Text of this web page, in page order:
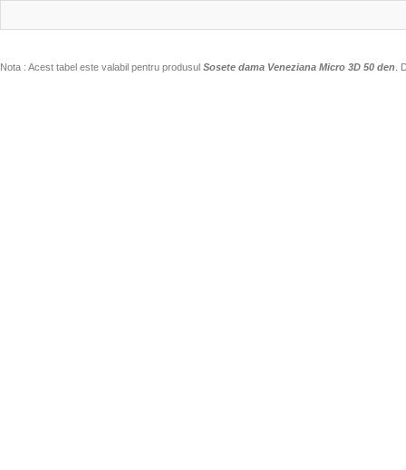
Nota : Acest tabel este valabil pentru produsul Sosete dama Veneziana Micro 3D 50 den .